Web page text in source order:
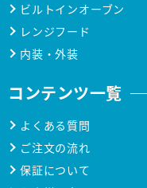
ビルトインオーブン
レンジフード
内装・外装
コンテンツ一覧
よくある質問
ご注文の流れ
保証について